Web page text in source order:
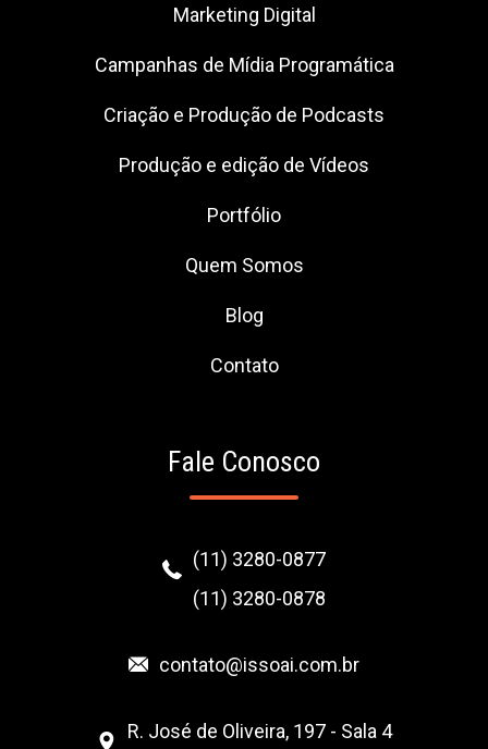
Marketing Digital
Campanhas de Mídia Programática
Criação e Produção de Podcasts
Produção e edição de Vídeos
Portfólio
Quem Somos
Blog
Contato
Fale Conosco
(11) 3280-0877
(11) 3280-0878
contato@issoai.com.br
R. José de Oliveira, 197 - Sala 4